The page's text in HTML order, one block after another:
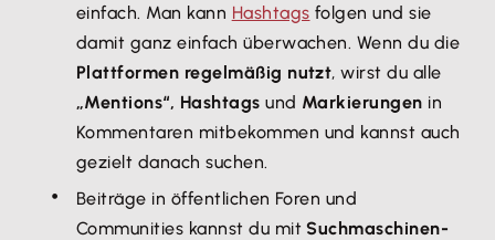
einfach. Man kann Hashtags folgen und sie
damit ganz einfach überwachen. Wenn du die
Plattformen regelmäßig nutzt, wirst du alle
„Mentions“, Hashtags und Markierungen in
Kommentaren mitbekommen und kannst auch
gezielt danach suchen.
Beiträge in öffentlichen Foren und
Communities kannst du mitSuchmaschinen-